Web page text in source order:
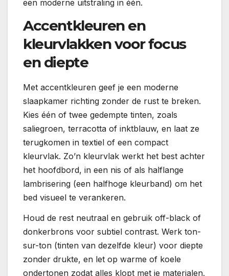
een moderne uitstraling in één.
Accentkleuren en
kleurvlakken voor focus
en diepte
Met accentkleuren geef je een moderne
slaapkamer richting zonder de rust te breken.
Kies één of twee gedempte tinten, zoals
saliegroen, terracotta of inktblauw, en laat ze
terugkomen in textiel of een compact
kleurvlak. Zo’n kleurvlak werkt het best achter
het hoofdbord, in een nis of als halflange
lambrisering (een halfhoge kleurband) om het
bed visueel te verankeren.
Houd de rest neutraal en gebruik off-black of
donkerbrons voor subtiel contrast. Werk ton-
sur-ton (tinten van dezelfde kleur) voor diepte
zonder drukte, en let op warme of koele
ondertonen zodat alles klopt met je materialen.